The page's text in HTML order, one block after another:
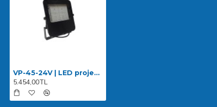
VP-45-24V | LED projektör 45W 24V AC-DC IP66
5.454,00TL